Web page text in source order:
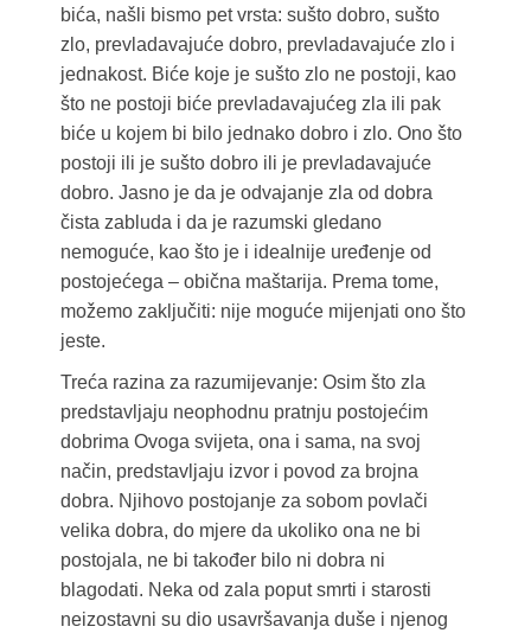
bića, našli bismo pet vrsta: sušto dobro, sušto
zlo, prevladavajuće dobro, prevladavajuće zlo i
jednakost. Biće koje je sušto zlo ne postoji, kao
što ne postoji biće prevladavajućeg zla ili pak
biće u kojem bi bilo jednako dobro i zlo. Ono što
postoji ili je sušto dobro ili je prevladavajuće
dobro. Jasno je da je odvajanje zla od dobra
čista zabluda i da je razumski gledano
nemoguće, kao što je i idealnije uređenje od
postojećega – obična maštarija. Prema tome,
možemo zaključiti: nije moguće mijenjati ono što
jeste.
Treća razina za razumijevanje: Osim što zla
predstavljaju neophodnu pratnju postojećim
dobrima Ovoga svijeta, ona i sama, na svoj
način, predstavljaju izvor i povod za brojna
dobra. Njihovo postojanje za sobom povlači
velika dobra, do mjere da ukoliko ona ne bi
postojala, ne bi također bilo ni dobra ni
blagodati. Neka od zala poput smrti i starosti
neizostavni su dio usavršavanja duše i njenog